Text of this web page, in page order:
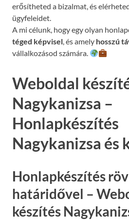
erősítheted a bizalmat, és
ügyfeleidet.
A mi célunk, hogy egy olyan
téged képvisel, és amely hosszú
vállalkozásod számára.
Weboldal
Nagykanizsa –
Honlapkészítés
Nagykanizsa és
Honlapkészítés
határidővel –
készítés